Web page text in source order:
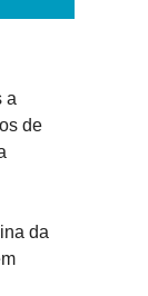
a
de
da